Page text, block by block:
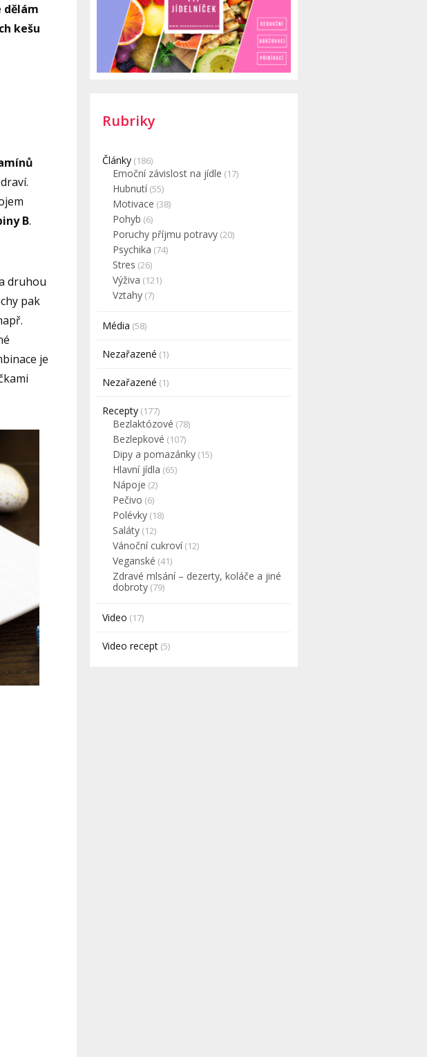
dělám
kešu
B.
druhou
pak
je
Rubriky
Články (186)
Emoční závislost na jídle (17)
Hubnutí(55)
Motivace (38)
Pohyb (6)
Poruchy příjmu potravy (20)
Psychika (74)
Stres (26)
Výživa (121)
Vztahy (7)
Média (58)
Nezařazené (1)
Nezařazené (1)
Recepty (177)
Bezlaktózové (78)
Bezlepkové (107)
Dipy a pomazánky (15)
Hlavní jídla (65)
Nápoje (2)
Pečivo (6)
Polévky (18)
Saláty (12)
Vánoční cukroví(12)
Veganské (41)
Zdravé mlsání – dezerty, koláče a jiné
dobroty (79)
Video (17)
Video recept (5)